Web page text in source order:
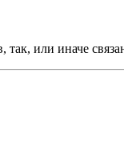
так, или иначе